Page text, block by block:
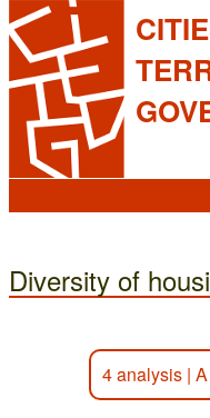
Diversity of
4 analysis |